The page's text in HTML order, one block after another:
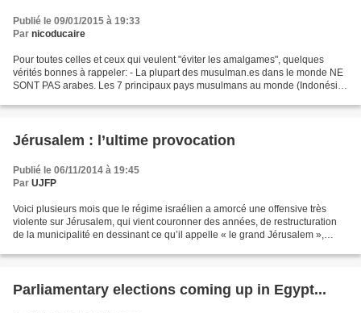
Publié le 09/01/2015 à 19:33
Par nicoducaire
Pour toutes celles et ceux qui veulent "éviter les amalgames", quelques
vérités bonnes à rappeler: - La plupart des musulman.es dans le monde NE
SONT PAS arabes. Les 7 principaux pays musulmans au monde (Indonésie,
Jérusalem : l’ultime provocation
Publié le 06/11/2014 à 19:45
Par UJFP
Voici plusieurs mois que le régime israélien a amorcé une offensive très
violente sur Jérusalem, qui vient couronner des années, de restructuration
de la municipalité en dessinant ce qu’il appelle « le grand Jérusalem »,
Parliamentary elections coming up in Egypt...